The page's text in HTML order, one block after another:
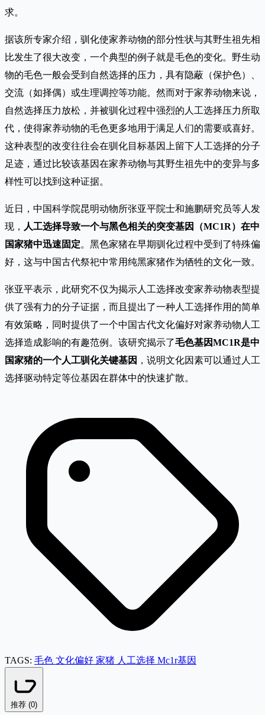
求。
据该所专家介绍，驯化使家养动物的部分性状与其野生祖先相
比发生了很大改变，一个典型的例子就是毛色的变化。野生动
物的毛色一般会受到自然选择的压力，具有隐蔽（保护色）、
交流（如择偶）或生理调控等功能。然而对于家养动物来说，
自然选择压力放松，并被驯化过程中强烈的人工选择压力所取
代，使得家养动物的毛色更多地用于满足人们的需要或喜好。
这种表型的改变往往会在驯化目标基因上留下人工选择的分子
足迹，通过比较该基因在家养动物与其野生祖先中的变异与多
样性可以找到这种证据。
近日，中国科学院昆明动物所张亚平院士和施鹏研究员等人发
现， 人工选择导致一个与黑色相关的突变基因（MC1R）在中
国家猪中迅速固定。黑色家猪在早期驯化过程中受到了特殊偏
好，这与中国古代祭祀中常用纯黑家猪作为牺牲的文化一致。
张亚平表示，此研究不仅为揭示人工选择改变家养动物表型提
供了强有力的分子证据，而且提出了一种人工选择作用的简单
有效策略，同时提供了一个中国古代文化偏好对家养动物人工
选择造成影响的有趣范例。该研究揭示了毛色基因MC1R是中
国家猪的一个人工驯化关键基因 ，说明文化因素可以通过人工
选择驱动特定等位基因在群体中的快速扩散。
TAGS: 毛色 文化偏好 家猪 人工选择 Mc1r基因
推荐 (0)